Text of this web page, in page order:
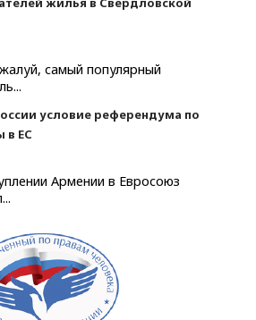
самый популярный
условие референдума по
в ЕС
Армении в Евросоюз